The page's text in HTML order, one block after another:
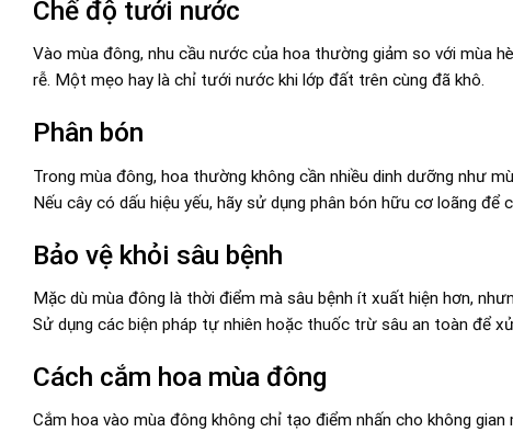
Chế độ tưới nước
Vào mùa đông, nhu cầu nước của hoa thường giảm so với mùa
rễ. Một mẹo hay là chỉ tưới nước khi lớp đất trên cùng đã khô.
Phân bón
Trong mùa đông, hoa thường không cần nhiều dinh dưỡng như
Nếu cây có dấu hiệu yếu, hãy sử dụng phân bón hữu cơ loãng để
Bảo vệ khỏi sâu bệnh
Mặc dù mùa đông là thời điểm mà sâu bệnh ít xuất hiện hơn,
Sử dụng các biện pháp tự nhiên hoặc thuốc trừ sâu an toàn để
Cách cắm hoa mùa đông
Cắm hoa vào mùa đông không chỉ tạo điểm nhấn cho không